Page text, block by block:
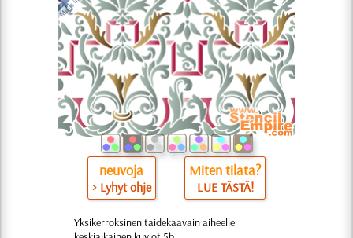
neuvoja
> Lyhyt ohje
Miten tilata?
LUE TÄSTÄ!
Yksikerroksinen taidekaavain aiheelle